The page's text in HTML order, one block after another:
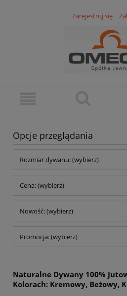
Zarejestruj się
Opcje przeglądania
Rozmiar dywanu: (wybierz)
Cena: (wybierz)
Nowość: (wybierz)
Promocja: (wybierz)
Naturalne Dywany 100%
Kolorach: Kremowy, Beżowy,